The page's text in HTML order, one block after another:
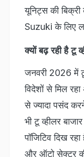
यूनिट्स की
Suzuki के लिए
क्यों बढ़ रही है टू
जनवरी 2026 में टू
विदेशों से मिल
से ज्यादा पसंद
भी टू व्हीलर
पॉजिटिव दिख
और ऑटो सेक्टर